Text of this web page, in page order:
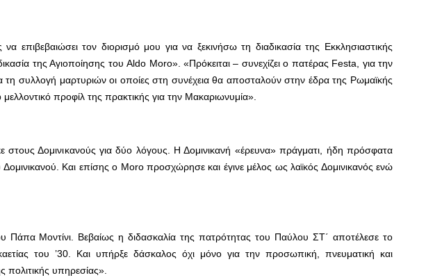
επιβεβαιώσει τον διορισμό μου για να ξεκινήσω τη διαδικασία της Εκκλησιαστικής
της Αγιοποίησης του Aldo Moro». «Πρόκειται – συνεχίζει ο πατέρας Festa, για την
συλλογή μαρτυριών οι οποίες στη συνέχεια θα αποσταλούν στην έδρα της Ρωμαϊκής
προφίλ της πρακτικής για την Μακαριωνυμία».
Δομινικανούς για δύο λόγους. Η Δομινικανή «έρευνα» πράγματι, ήδη πρόσφατα
Και επίσης ο Moro προσχώρησε και έγινε μέλος ως λαϊκός Δομινικανός ενώ
Μοντίνι. Βεβαίως η διδασκαλία της πατρότητας του Παύλου ΣΤ΄ αποτέλεσε το
του ’30. Και υπήρξε δάσκαλος όχι μόνο για την προσωπική, πνευματική και
πολιτικής υπηρεσίας».